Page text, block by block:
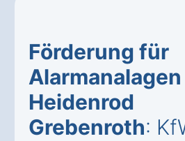
Förderung für
Alarmanalagen
Heidenrod
Grebenroth: